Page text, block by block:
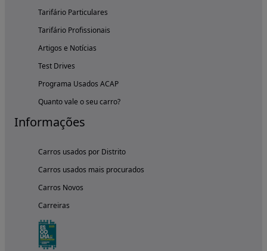
Tarifário Particulares
Tarifário Profissionais
Artigos e Notícias
Test Drives
Programa Usados ACAP
Quanto vale o seu carro?
Informações
Carros usados por Distrito
Carros usados mais procurados
Carros Novos
Carreiras